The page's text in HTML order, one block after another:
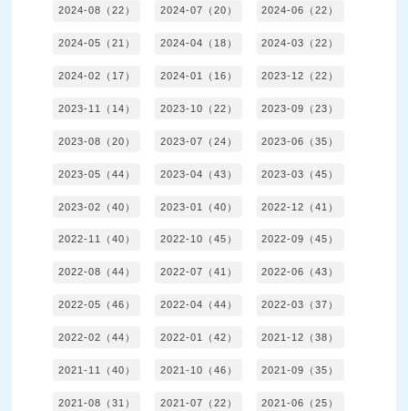
2024-08（22） 2024-07（20） 2024-06（22）
2024-05（21） 2024-04（18） 2024-03（22）
2024-02（17） 2024-01（16） 2023-12（22）
2023-11（14） 2023-10（22） 2023-09（23）
2023-08（20） 2023-07（24） 2023-06（35）
2023-05（44） 2023-04（43） 2023-03（45）
2023-02（40） 2023-01（40） 2022-12（41）
2022-11（40） 2022-10（45） 2022-09（45）
2022-08（44） 2022-07（41） 2022-06（43）
2022-05（46） 2022-04（44） 2022-03（37）
2022-02（44） 2022-01（42） 2021-12（38）
2021-11（40） 2021-10（46） 2021-09（35）
2021-08（31） 2021-07（22） 2021-06（25）